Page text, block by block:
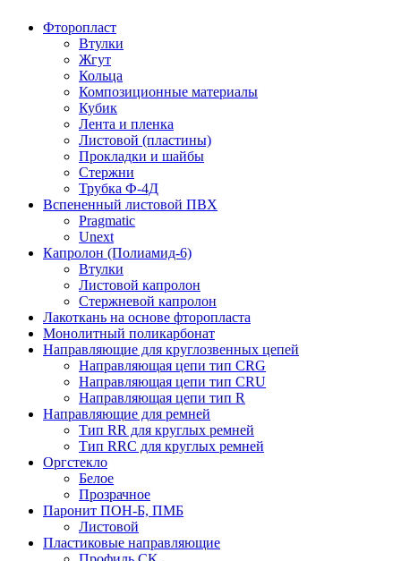
Фторопласт
Втулки
Жгут
Кольца
Композиционные материалы
Кубик
Лента и пленка
Листовой (пластины)
Прокладки и шайбы
Стержни
Трубка Ф-4Д
Вспененный листовой ПВХ
Pragmatic
Unext
Капролон (Полиамид-6)
Втулки
Листовой капролон
Стержневой капролон
Лакоткань на основе фторопласта
Монолитный поликарбонат
Направляющие для круглозвенных цепей
Направляющая цепи тип CRG
Направляющая цепи тип CRU
Направляющая цепи тип R
Направляющие для ремней
Тип RR для круглых ремней
Тип RRС для круглых ремней
Оргстекло
Белое
Прозрачное
Паронит ПОН-Б, ПМБ
Листовой
Пластиковые направляющие